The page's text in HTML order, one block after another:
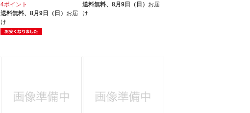
4ポイント
送料無料、8月9日（日） お届
け
送料無料、 8月9日（日） お届
け